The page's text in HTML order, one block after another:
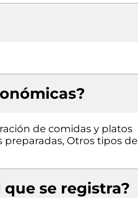
de comidas y platos
Otros tipos de
se registra?